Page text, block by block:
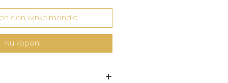
aan winkelmandje
Nu kopen